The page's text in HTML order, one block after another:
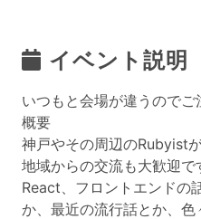
イベント説明
いつもと会場が違うのでご
概要
神戸やその周辺のRubyist
地域からの交流も大歓迎で
React、フロントエンドの
か、最近の流行話とか、色